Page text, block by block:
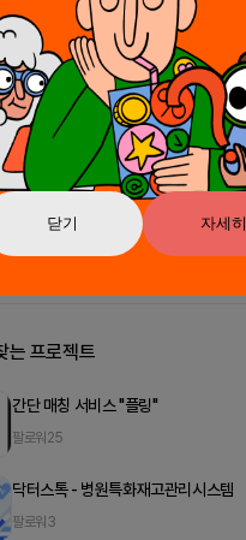
닫기 자세히
는 프로젝트
간단 매칭 서비스 "플링"
팔로워 25
닥터스톡 - 병원특화재고관리시스템
팔로워 3